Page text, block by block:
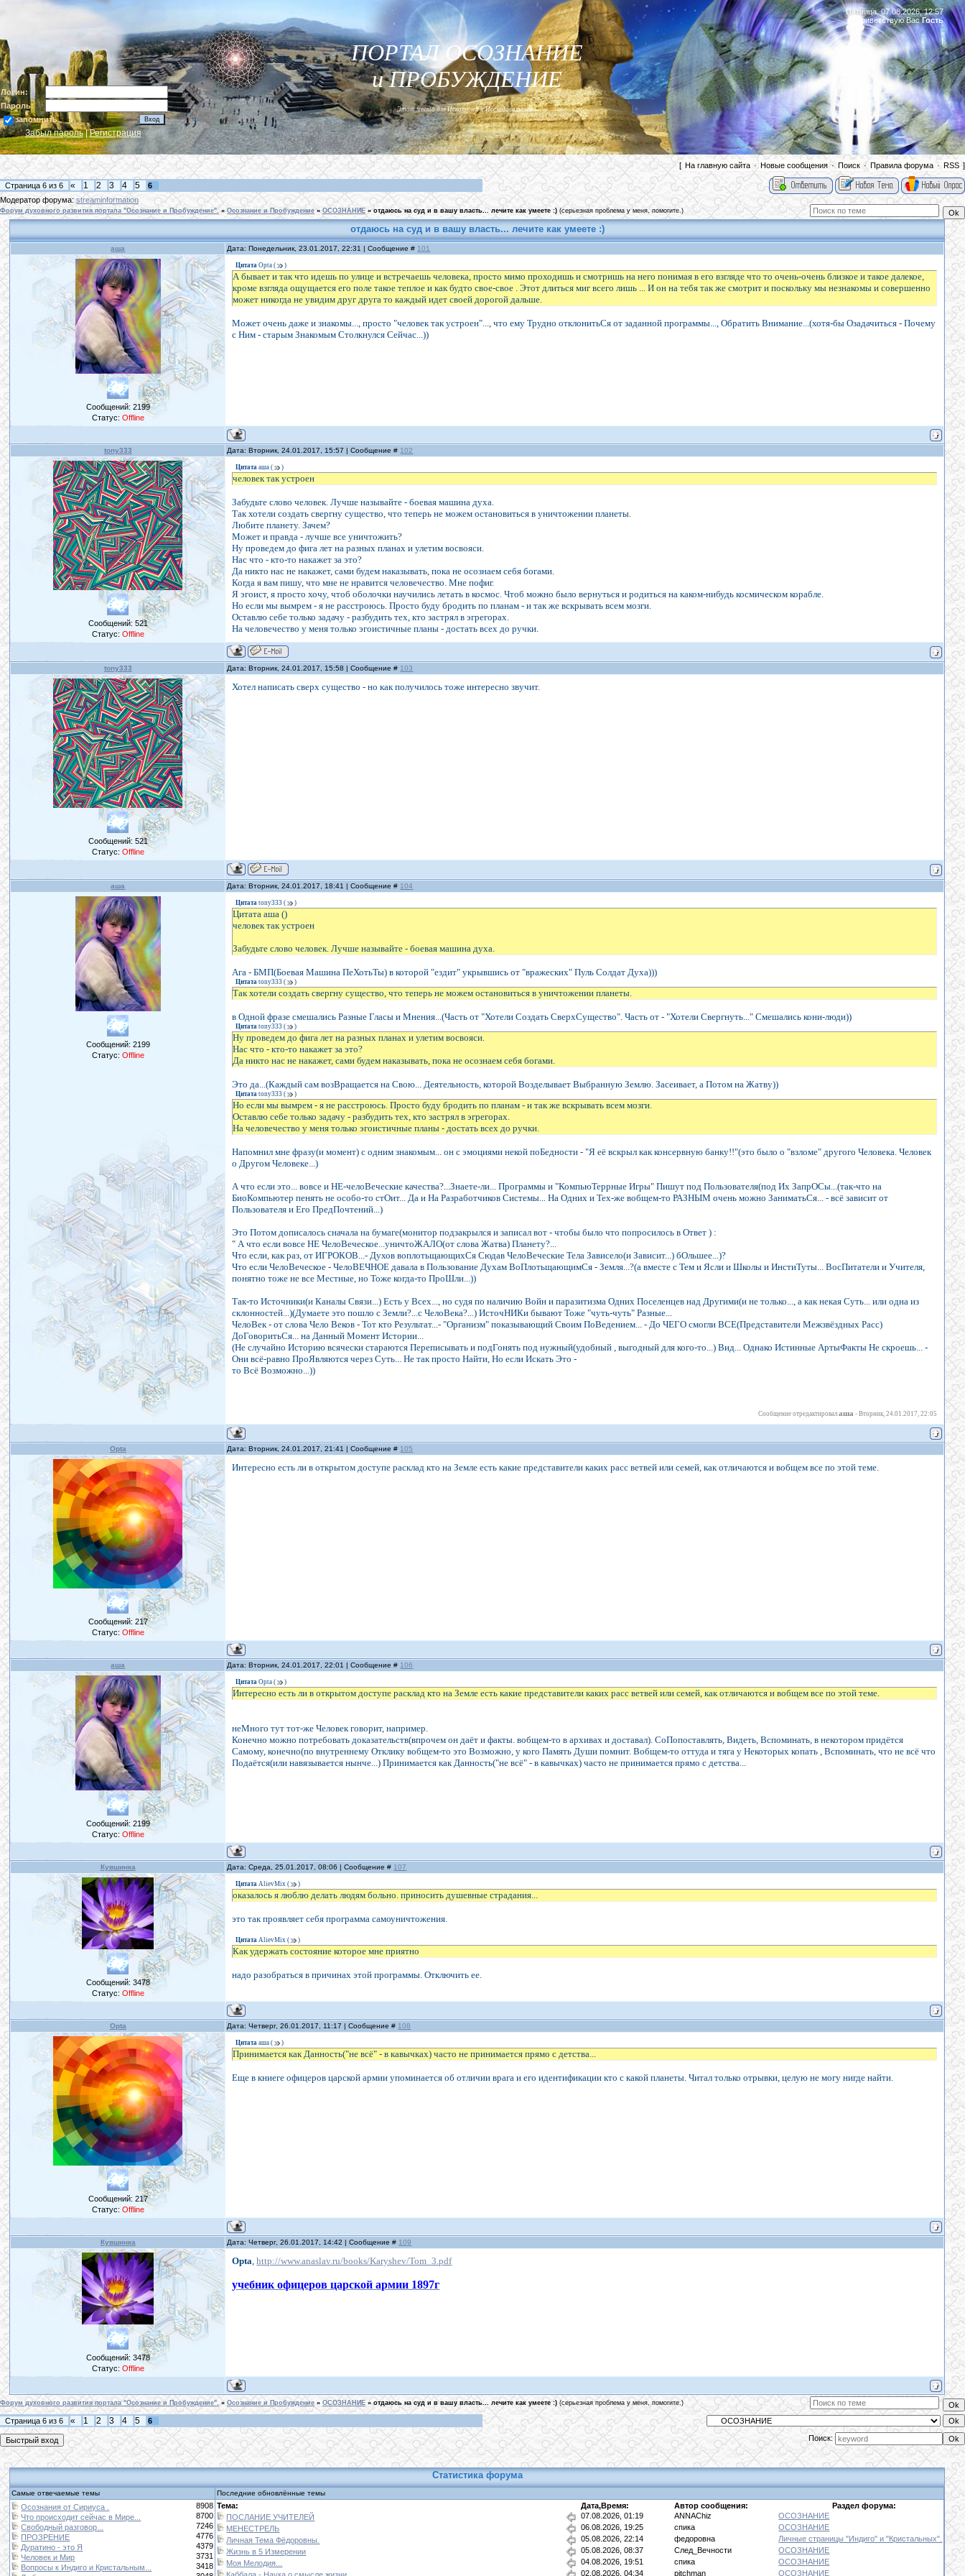
Логин:
Пароль:
запомнить
Забыл пароль|Регистрация
ПОРТАЛ ОСОЗНАНИЕ
и ПРОБУЖДЕНИЕ
Этот место для Искателей и Исследователей...
Пятница, 07.08.2026, 12:57
Приветствую ВасГость
|
[ На главную сайта · Новые сообщения· Поиск · Правила форума · RSS ]
Страница 6 из 6 « 1 2 3 4 5
6
Модератор форума:streaminformation
Форум духовного развития портала "Осознание и Пробуждение". » Осознание и Пробуждение » ОСОЗНАНИЕ » отдаюсь на суд и в вашу власть... лечите как умеете :) (серьезная проблема у меня, помогите.)
отдаюсь на суд и в вашу власть... лечите как умеете :)
аша Дата: Понедельник, 23.01.2017, 22:31 | Сообщение # 101
Сообщений: 2199
Статус: Offline
Цитата Opta ( )
А бывает и так что идешь по улице и встречаешь человека, просто мимо проходишь и смотришь на него понимая в его взгляде что то очень-очень близкое и такое далекое,
кроме взгляда ощущается его поле такое теплое и как будто свое-свое . Этот длиться миг всего лишь ... И он на тебя так же смотрит и поскольку мы незнакомы и совершенно
может никогда не увидим друг друга то каждый идет своей дорогой дальше.
Может очень даже и знакомы..., просто "человек так устроен"..., что ему Трудно отклонитьСя от заданной программы..., Обратить Внимание...(хотя-бы Озадачиться - Почему
с Ним - старым Знакомым Столкнулся Сейчас...))
tony333 Дата: Вторник, 24.01.2017, 15:57 | Сообщение # 102
Сообщений: 521
Статус: Offline
Цитата аша ( )
человек так устроен
Забудьте слово человек. Лучше называйте - боевая машина духа.
Так хотели создать свергну существо, что теперь не можем остановиться в уничтожении планеты.
Любите планету. Зачем?
Может и правда - лучше все уничтожить?
Ну проведем до фига лет на разных планах и улетим восвояси.
Нас что - кто-то накажет за это?
Да никто нас не накажет, сами будем наказывать, пока не осознаем себя богами.
Когда я вам пишу, что мне не нравится человечество. Мне пофиг.
Я эгоист, я просто хочу, чтоб оболочки научились летать в космос. Чтоб можно было вернуться и родиться на каком-нибудь космическом корабле.
Но если мы вымрем - я не расстроюсь. Просто буду бродить по планам - и так же вскрывать всем мозги.
Оставлю себе только задачу - разбудить тех, кто застрял в эгрегорах.
На человечество у меня только эгоистичные планы - достать всех до ручки.
tony333 Дата: Вторник, 24.01.2017, 15:58 | Сообщение # 103
Сообщений: 521
Статус: Offline
Хотел написать сверх существо - но как получилось тоже интересно звучит.
аша Дата: Вторник, 24.01.2017, 18:41 | Сообщение # 104
Сообщений: 2199
Статус: Offline
Цитата tony333 ( )
Цитата аша ()
человек так устроен
Забудьте слово человек. Лучше называйте - боевая машина духа.
Ага - БМП(Боевая Машина ПеХотьТы) в которой "ездит" укрывшись от "вражеских" Пуль Солдат Духа)))
Цитата tony333 ( )
Так хотели создать свергну существо, что теперь не можем остановиться в уничтожении планеты.
в Одной фразе смешались Разные Гласы и Мнения...(Часть от "Хотели Создать СверхСущество". Часть от - "Хотели Свергнуть..." Смешались кони-люди))
Цитата tony333 ( )
Ну проведем до фига лет на разных планах и улетим восвояси.
Нас что - кто-то накажет за это?
Да никто нас не накажет, сами будем наказывать, пока не осознаем себя богами.
Это да...(Каждый сам возВращается на Свою... Деятельность, которой Возделывает Выбранную Землю. Засеивает, а Потом на Жатву))
Цитата tony333 ( )
Но если мы вымрем - я не расстроюсь. Просто буду бродить по планам - и так же вскрывать всем мозги.
Оставлю себе только задачу - разбудить тех, кто застрял в эгрегорах.
На человечество у меня только эгоистичные планы - достать всех до ручки.
Напомнил мне фразу(и момент) с одним знакомым... он с эмоциями некой поБедности - "Я её вскрыл как консервную банку!!"(это было о "взломе" другого Человека. Человек
о Другом Человеке...)
А что если это... вовсе и НЕ-челоВеческие качества?...Знаете-ли... Программы и "КомпьюТеррные Игры" Пишут под Пользователя(под Их ЗапрОСы...(так-что на
БиоКомпьютер пенять не особо-то стОит... Да и На Разработчиков Системы... На Одних и Тех-же вобщем-то РАЗНЫМ очень можно ЗаниматьСя... - всё зависит от
Пользователя и Его ПредПочтений...)
Это Потом дописалось сначала на бумаге(монитор подзакрылся и записал вот - чтобы было что попросилось в Ответ ) :
" А что если вовсе НЕ ЧелоВеческое...уничтоЖАЛО(от слова Жатва) Планету?...
Что если, как раз, от ИГРОКОВ...- Духов воплотьщающихСя Сюдав ЧелоВеческие Тела Зависело(и Зависит...) бОльшее...)?
Что если ЧелоВеческое - ЧелоВЕЧНОЕ давала в Пользование Духам ВоПлотьщающимСя - Земля...?(а вместе с Тем и Ясли и Школы и ИнстиТуты... ВосПитатели и Учителя,
понятно тоже не все Местные, но Тоже когда-то ПроШли...))
Так-то Источники(и Каналы Связи...) Есть у Всех..., но судя по наличию Войн и паразитизма Одних Поселенцев над Другими(и не только..., а как некая Суть... или одна из
склонностей...)(Думаете это пошло с Земли?...с ЧелоВека?...) ИсточНИКи бывают Тоже "чуть-чуть" Разные...
ЧелоВек - от слова Чело Веков - Тот кто Результат...- "Организм" показывающий Своим ПоВедением... - До ЧЕГО смогли ВСЕ(Представители Межзвёздных Расс)
ДоГоворитьСя... на Данный Момент Истории...
(Не случайно Историю всячески стараются Переписывать и подГонять под нужный(удобный , выгодный для кого-то...) Вид... Однако Истинные АртыФакты Не скроешь... -
Они всё-равно ПроЯвляются через Суть... Не так просто Найти, Но если Искать Это -
то Всё Возможно...))
Сообщение отредактировалаша -Вторник, 24.01.2017, 22:05
Opta Дата: Вторник, 24.01.2017, 21:41 | Сообщение # 105
Сообщений: 217
Статус: Offline
Интересно есть ли в открытом доступе расклад кто на Земле есть какие представители каких расс ветвей или семей, как отличаются и вобщем все по этой теме.
аша Дата: Вторник, 24.01.2017, 22:01 | Сообщение # 106
Сообщений: 2199
Статус: Offline
Цитата Opta ( )
Интересно есть ли в открытом доступе расклад кто на Земле есть какие представители каких расс ветвей или семей, как отличаются и вобщем все по этой теме.
неМного тут тот-же Человек говорит, например.
Конечно можно потребовать доказательств(впрочем он даёт и факты. вобщем-то в архивах и доставал). СоПопоставлять, Видеть, Вспоминать, в некотором придётся
Самому, конечно(по внутреннему Отклику вобщем-то это Возможно, у кого Память Души помнит. Вобщем-то оттуда и тяга у Некоторых копать , Вспоминать, что не всё что
Подаётся(или навязывается нынче...) Принимается как Данность("не всё" - в кавычках) часто не принимается прямо с детства...
Кувшинка Дата: Среда, 25.01.2017, 08:06 | Сообщение # 107
Сообщений: 3478
Статус: Offline
Цитата AlievMix ( )
оказалось я люблю делать людям больно. приносить душевные страдания...
это так проявляет себя программа самоуничтожения.
Цитата AlievMix ( )
Как удержать состояние которое мне приятно
надо разобраться в причинах этой программы. Отключить ее.
Opta Дата: Четверг, 26.01.2017, 11:17 | Сообщение # 108
Сообщений: 217
Статус: Offline
Цитата аша ( )
Принимается как Данность("не всё" - в кавычках) часто не принимается прямо с детства...
Еще в книеге офицеров царской армии упоминается об отличии врага и его идентификации кто с какой планеты. Читал только отрывки, целую не могу нигде найти.
Кувшинка Дата: Четверг, 26.01.2017, 14:42 | Сообщение # 109
Сообщений: 3478
Статус: Offline
Opta,http://www.anaslav.ru/books/Karyshev/Tom_3.pdf
учебник офицеров царской армии 1897г
Форум духовного развития портала "Осознание и Пробуждение". » Осознание и Пробуждение » ОСОЗНАНИЕ » отдаюсь на суд и в вашу власть... лечите как умеете :) (серьезная проблема у меня, помогите.)
Страница 6 из 6 « 1 2 3 4 5
6
Поиск:
Статистика форума
Самые отвечаемые темы Последние обновлённые темы
Осознания от Сириуса .
8908
Что происходит сейчас в Мире...
8700
Свободный разговор...
7246
ПРОЗРЕНИЕ
4776
Дуратино - это Я
4379
Человек и Мир
3731
Вопросы к Индиго и Кристальным...
3418
Тема: Дата,Время: Автор сообщения:
Раздел форума:
ПОСЛАНИЕ УЧИТЕЛЕЙ
07.08.2026, 01:19 ANNAChiz
ОСОЗНАНИЕ
МЕНЕСТРЕЛЬ
06.08.2026, 19:25 спика
ОСОЗНАНИЕ
Личная Тема Фёдоровны.
05.08.2026, 22:14 федоровна
Личные страницы "Индиго" и "Кристальных".
Жизнь в 5 Измерении
05.08.2026, 08:37 След_Вечности
ОСОЗНАНИЕ
Моя Мелодия...
04.08.2026, 19:51 спика
ОСОЗНАНИЕ
02.08.2026, 04:34 pitchman ОСОЗНАНИЕ